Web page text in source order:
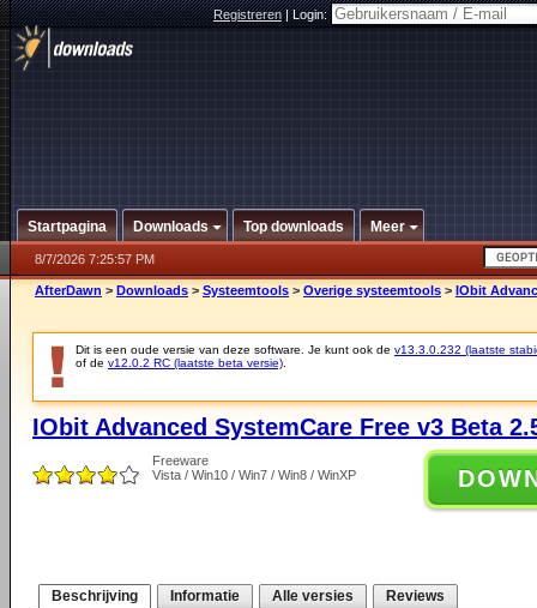
Registreren|Login:
Startpagina Downloads Top downloads Meer
8/7/2026 7:25:57 PM
AfterDawn > Downloads > Systeemtools > Overige systeemtools > IObit
Dit is een oude versie van deze software. Je kunt ook de v13.3.0.232 (laatste
of de v12.0.2 RC (laatste beta versie)
IObit Advanced SystemCare Free v3 Beta
Freeware
Vista / Win10 / Win7 / Win8 / WinXP
Beschrijving Informatie Alle versies Reviews